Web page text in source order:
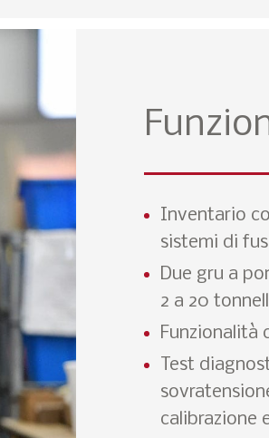
Inventario
sistemi di
Due gru a
2 a 20
Funzionalità
Test
calibrazione